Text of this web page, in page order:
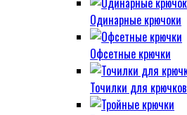
Одинарные крючоки
Офсетные крючки
Точилки для крючков